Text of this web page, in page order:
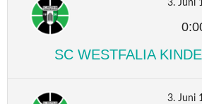
3. Juni
SC WESTFALIA
3. Juni